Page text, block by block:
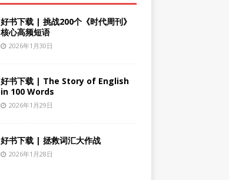
好书下载 | 挑战200个《时代周刊》
核心高频短语
2026年1月30日
好书下载 | The Story of English
in 100 Words
2026年1月29日
好书下载 | 拯救词汇大作战
2026年1月28日